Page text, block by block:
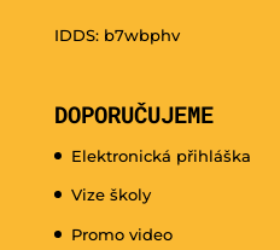
IDDS: b7wbphv
DOPORUČUJEME
Elektronická přihláška
Vize školy
Promo video